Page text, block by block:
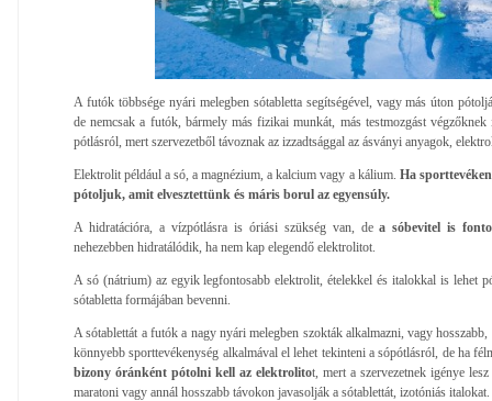
A futók többsége nyári melegben sótabletta segítségével, vagy más úton
de nemcsak a futók, bármely más fizikai munkát, más testmozgást
pótlásról, mert szervezetből távoznak az izzadtsággal az ásványi anyagok,
Elektrolit például a só, a magnézium, a kalcium vagy a kálium. Ha
pótoljuk, amit elvesztettünk és máris borul az egyensúly.
A hidratációra, a vízpótlásra is óriási szükség van, dea sóbevitel is
nehezebben hidratálódik, ha nem kap elegendő elektrolitot.
A só (nátrium) az egyik legfontosabb elektrolit, ételekkel és italokkal is lehet
sótabletta formájában bevenni.
A sótablettát a futók a nagy nyári melegben szokták alkalmazni, vagy
könnyebb sporttevékenység alkalmával el lehet tekinteni a sópótlásról, de ha
bizony óránként pótolni kell az elektrolitot, mert a szervezetnek igénye
maratoni vagy annál hosszabb távokon javasolják a sótablettát, izotóniás italokat.